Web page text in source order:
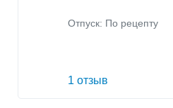
Отпуск: По рецепту
1 отзыв